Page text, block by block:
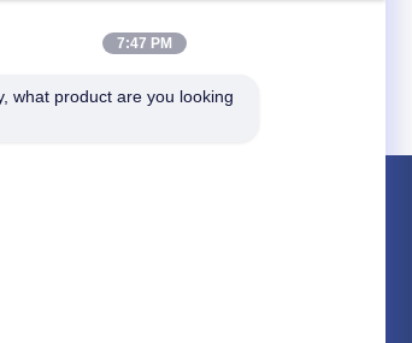
Meilleur Prix
7:47 PM
what product are you looking